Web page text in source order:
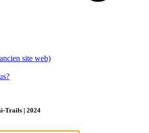
site web)
Trails | 2024